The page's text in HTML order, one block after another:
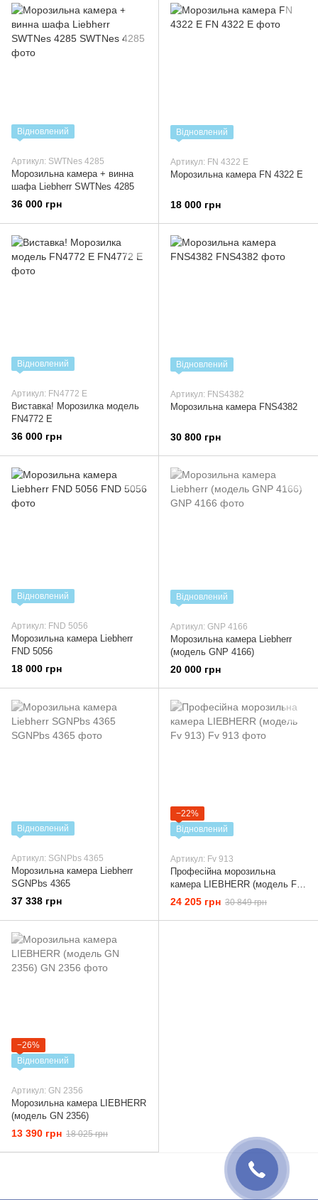
Відновлений
Артикул: SWTNes 4285
Морозильна камера + винна
шафа Liebherr SWTNes 4285
36 000 грн
Відновлений
Артикул: FN 4322 E
Морозильна камера FN 4322 E
18 000 грн
Відновлений
Артикул: FN4772 E
Виставка! Морозилка модель
FN4772 E
36 000 грн
Відновлений
Артикул: FNS4382
Морозильна камера FNS4382
30 800 грн
Відновлений
Артикул: FND 5056
Морозильна камера Liebherr
FND 5056
18 000 грн
Відновлений
Артикул: GNP 4166
Морозильна камера Liebherr
(модель GNP 4166)
20 000 грн
Відновлений
Артикул: SGNPbs 4365
Морозильна камера Liebherr
SGNPbs 4365
37 338 грн
−22%
Відновлений
Артикул: Fv 913
Професійна морозильна
камера LIEBHERR (модель Fv
913)
24 205 грн 30 849 грн
−26%
Відновлений
Артикул: GN 2356
Морозильна камера LIEBHERR
(модель GN 2356)
13 390 грн 18 025 грн